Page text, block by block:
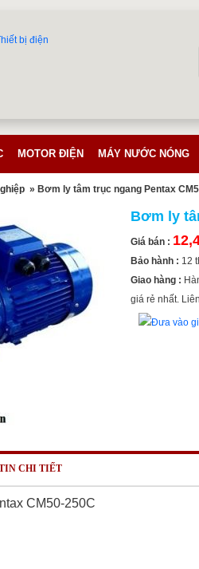
MOTOR ĐIỆN MÁY NƯỚC NÓNG
» Bơm ly tâm trục ngang Pentax
Bơm ly
Giá bán :
Bảo hành : 12
Giao hàng :
giá rẻ nhất.
CHI TIẾT
CM50-250C